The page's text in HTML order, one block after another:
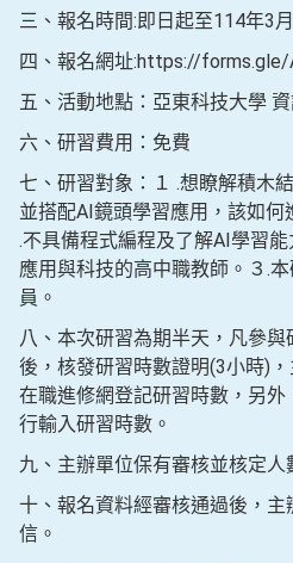
三、報名時間:即日起至114年3
四、報名網址:https://forms.gle/
五、活動地點：亞東科技大學
六、研習費用：免費
七、研習對象：１ .想瞭解積木
並搭配AI鏡頭學習應用，該如何
.不具備程式編程及了解AI學習
應用與科技的高中職教師。３.
員。
八、本次研習為期半天，凡參
後，核發研習時數證明(3小時)
在職進修網登記研習時數，另
行輸入研習時數。
九、主辦單位保有審核並核定人
十、報名資料經審核通過後，
信。